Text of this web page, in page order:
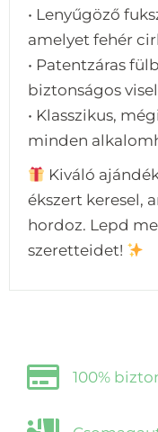
• Lenyűgöző
amelyet fehér
• Patentzáras
biztonságos
• Klasszikus,
minden
Kiváló
ékszert keresel,
hordoz. Lepd
szeretteidet!
100%